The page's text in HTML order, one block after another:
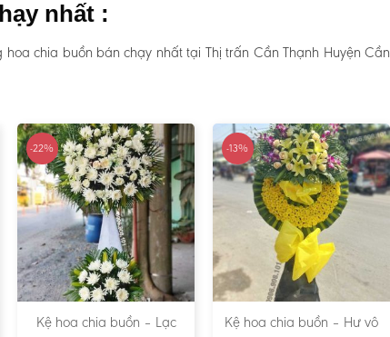
nhất :
chia buồn bán chạy nhất tại Thị trấn Cần Thạnh Huyện Cần
-22%
Kệ hoa chia buồn – Lạc
-13%
Kệ hoa chia buồn – Hư vô